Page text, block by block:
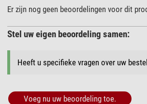
Er zijn nog geen beoordelingen voor dit
Stel uw eigen beoordeling samen:
Heeft u specifieke vragen over uw
Voeg nu uw beoordeling toe.